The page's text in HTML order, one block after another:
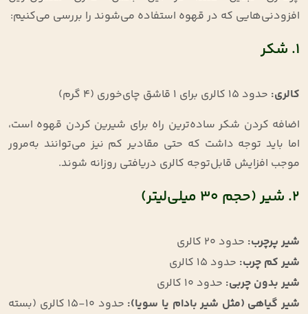
افزودنی‌هایی که در قهوه استفاده می‌شوند را بررسی می‌کنیم:
۱. شکر
کالری: حدود ۱۵ کالری برای ۱ قاشق چای‌خوری (۴ گرم)
اضافه کردن شکر ساده‌ترین راه برای شیرین کردن قهوه است،
اما باید توجه داشت که حتی مقادیر کم نیز می‌توانند به‌مرور
موجب افزایش قابل‌توجه کالری دریافتی روزانه شوند.
۲. شیر (حجم ۳۰ میلی‌لیتر)
شیر پرچرب: حدود ۲۰ کالری
شیر کم چرب: حدود ۱۵ کالری
شیر بدون چربی: حدود ۱۰ کالری
شیر گیاهی (مثل شیر بادام یا سویا):
حدود ۱۰-۱۵ کالری (بسته